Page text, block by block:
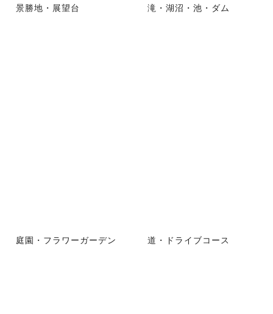
景勝地・展望台 滝・湖沼・池・ダム
庭園・フラワーガーデン 道・ドライブコース